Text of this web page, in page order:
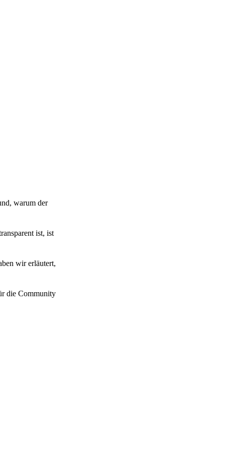
warum der
ist, ist
wir erläutert,
die Community